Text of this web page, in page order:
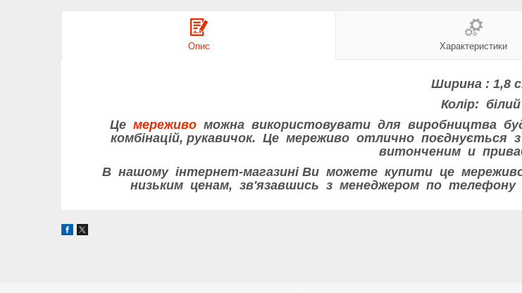
Опис Характеристики
Ширина : 1,8
Колір: білий
Це мереживоможна використовувати для виробництва
комбінацій, рукавичок. Це мереживо отлично
витонченим и
В нашому інтернет-магазині Ви можете купити це
низьким ценам, зв'язавшись з менеджером по